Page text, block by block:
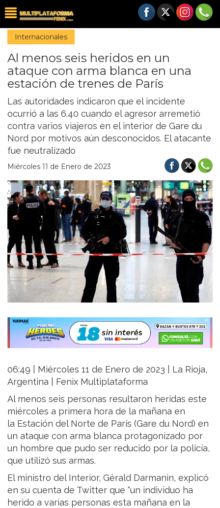
Internacionales
Al menos seis heridos en un
ataque con arma blanca en una
estación de trenes de París
Las autoridades indicaron que el incidente
ocurrió a las 6.40 cuando el agresor arremetió
contra varios viajeros en el interior de Gare du
Nord por motivos aún desconocidos. El atacante
fue neutralizado
Miércoles 11 de Enero de 2023
06:49 | Miércoles 11 de Enero de 2023 | La Rioja,
Argentina | Fenix Multiplataforma
Al menos seis personas resultaron heridas este
miércoles a primera hora de la mañana en
la Estación del Norte de París (Gare du Nord) en
un ataque con arma blanca protagonizado por
un hombre que pudo ser reducido por la policía,
que utilizó sus armas.
El ministro del Interior, Gérald Darmanin, explicó
en su cuenta de Twitter que “un individuo ha
herido a varias personas esta mañana en la